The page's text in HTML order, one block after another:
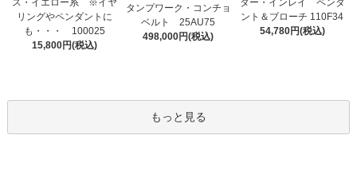
ス・イエロー系 ※イヤ
リングやペンダントに
も・・・ 100025
15,800円(税込)
タンプワーク・コンチョ
ベルト 25AU75
498,000円(税込)
ター・インレイ ペンダ
ント＆ブローチ 110F34
54,780円(税込)
もっと見る